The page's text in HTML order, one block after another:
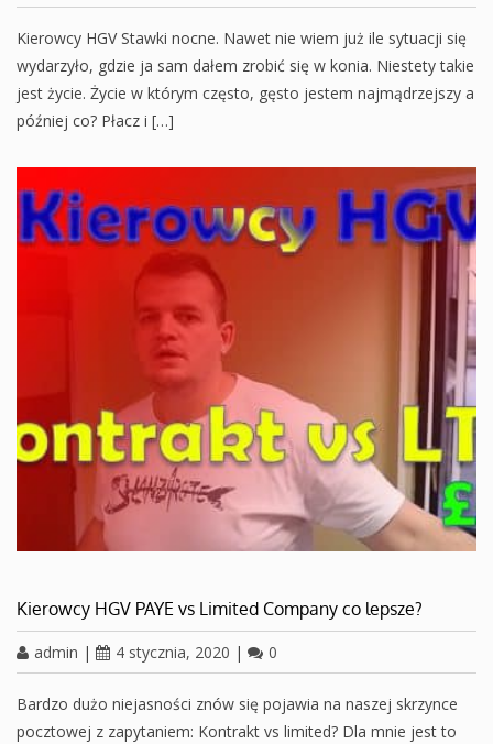
Kierowcy HGV Stawki nocne. Nawet nie wiem już ile sytuacji się
wydarzyło, gdzie ja sam dałem zrobić się w konia. Niestety takie
jest życie. Życie w którym często, gęsto jestem najmądrzejszy a
później co? Płacz i […]
Kierowcy HGV PAYE vs Limited Company co lepsze?
admin | 4 stycznia, 2020 | 0
Bardzo dużo niejasności znów się pojawia na naszej skrzynce
pocztowej z zapytaniem: Kontrakt vs limited? Dla mnie jest to